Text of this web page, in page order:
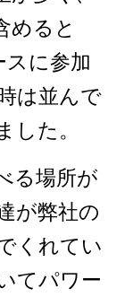
めると
に参加
は並んで
た。
る場所が
が弊社の
くれてい
てパワー